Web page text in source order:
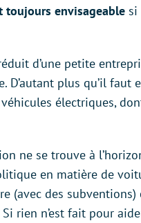
toujours envisageable si
d’une petite
D’autant plus qu’il faut
électriques,
ne se trouve à
en matière de
(avec des
rien n’est fait pour